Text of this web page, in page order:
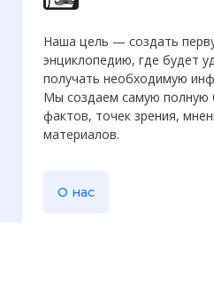
Наша цель — создать
энциклопедию, где будет
получать необходимую
Мы создаем самую полную
фактов, точек зрения,
материалов.
О нас